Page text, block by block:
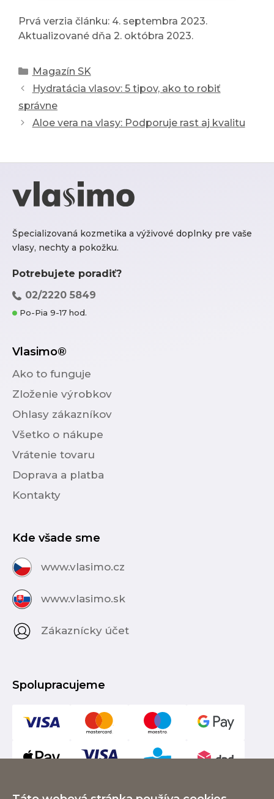
Prvá verzia článku: 4. septembra 2023.
Aktualizované dňa 2. októbra 2023.
Kategórie
Magazín SK
Hydratácia vlasov: 5 tipov, ako to robiť
správne
Aloe vera na vlasy: Podporuje rast aj kvalitu
Špecializovaná kozmetika a výživové doplnky pre vaše
vlasy, nechty a pokožku.
Potrebujete poradiť?
02/2220 5849
Po-Pia 9-17 hod.
Vlasimo®
Ako to funguje
Zloženie výrobkov
Ohlasy zákazníkov
Všetko o nákupe
Vrátenie tovaru
Doprava a platba
Kontakty
Kde všade sme
www.vlasimo.cz
www.vlasimo.sk
Zákaznícky účet
Spolupracujeme